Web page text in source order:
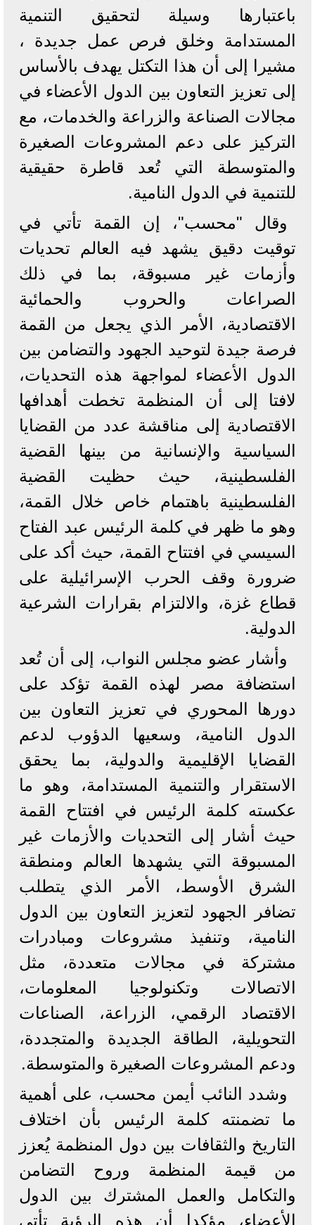
باعتبارها وسيلة لتحقيق التنمية
المستدامة وخلق فرص عمل جديدة ،
مشيرا إلى أن هذا التكتل يهدف بالأساس
إلى تعزيز التعاون بين الدول الأعضاء في
مجالات الصناعة والزراعة والخدمات، مع
التركيز على دعم المشروعات الصغيرة
والمتوسطة التي تُعد قاطرة حقيقية
للتنمية في الدول النامية.
وقال "محسب"، إن القمة تأتي في
توقيت دقيق يشهد فيه العالم تحديات
وأزمات غير مسبوقة، بما في ذلك
الصراعات والحروب والحمائية
الاقتصادية، الأمر الذي يجعل من القمة
فرصة جيدة لتوحيد الجهود والتضامن بين
الدول الأعضاء لمواجهة هذه التحديات،
لافتا إلى أن المنظمة تخطت أهدافها
الاقتصادية إلى مناقشة عدد من القضايا
السياسية والإنسانية من بينها القضية
الفلسطينية، حيث حظيت القضية
الفلسطينية باهتمام خاص خلال القمة،
وهو ما ظهر في كلمة الرئيس عبد الفتاح
السيسي في افتتاح القمة، حيث أكد على
ضرورة وقف الحرب الإسرائيلية على
قطاع غزة، والالتزام بقرارات الشرعية
الدولية.
وأشار عضو مجلس النواب، إلى أن تُعد
استضافة مصر لهذه القمة تؤكد على
دورها المحوري في تعزيز التعاون بين
الدول النامية، وسعيها الدؤوب لدعم
القضايا الإقليمية والدولية، بما يحقق
الاستقرار والتنمية المستدامة، وهو ما
عكسته كلمة الرئيس في افتتاح القمة
حيث أشار إلى التحديات والأزمات غير
المسبوقة التي يشهدها العالم ومنطقة
الشرق الأوسط، الأمر الذي يتطلب
تضافر الجهود لتعزيز التعاون بين الدول
النامية، وتنفيذ مشروعات ومبادرات
مشتركة في مجالات متعددة، مثل
الاتصالات وتكنولوجيا المعلومات،
الاقتصاد الرقمي، الزراعة، الصناعات
التحويلية، الطاقة الجديدة والمتجددة،
ودعم المشروعات الصغيرة والمتوسطة.
وشدد النائب أيمن محسب، على أهمية
ما تضمنته كلمة الرئيس بأن اختلاف
التاريخ والثقافات بين دول المنظمة يُعزز
من قيمة المنظمة وروح التضامن
والتكامل والعمل المشترك بين الدول
الأعضاء، مؤكدا أن هذه الرؤية تأتي